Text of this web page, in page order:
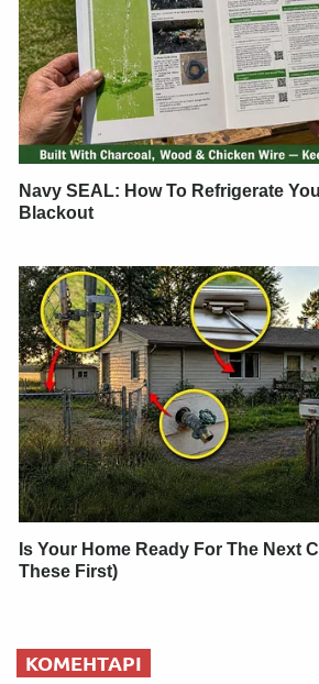
Navy SEAL: How To Refrigerate
Blackout
Is Your Home Ready For The Next
These First)
КОМЕНТАРІ